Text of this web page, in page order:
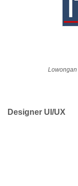
Lowongan
Designer UI/UX